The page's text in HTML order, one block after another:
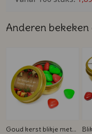
Anderen bekeken
Goud kerst blikje met